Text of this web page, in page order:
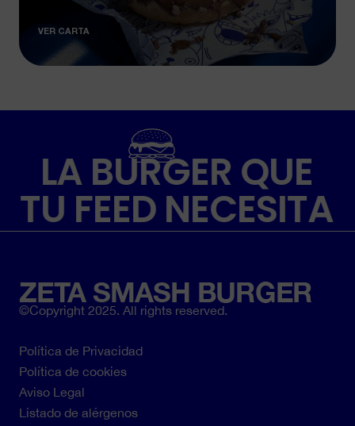
VER CARTA
LA BURGER QUE
TU FEED NECESITA
©Copyright 2025. All rights reserved.
Pie
de
página
Política de Privacidad
Política de cookies
Aviso Legal
Listado de alérgenos